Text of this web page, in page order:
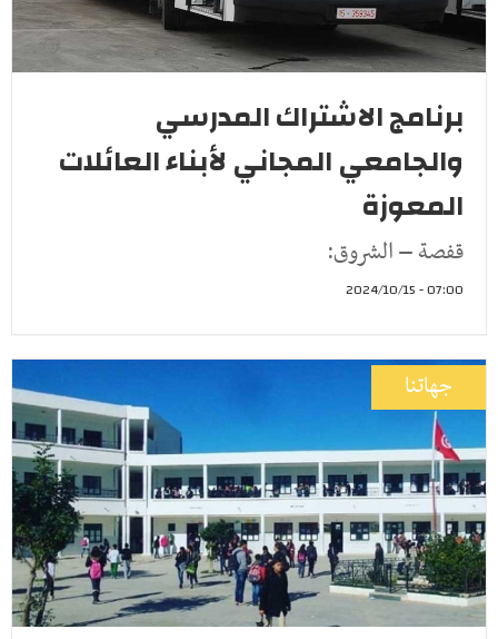
برنامج الاشتراك المدرسي
والجامعي المجاني لأبناء العائلات
المعوزة
قفصة – الشروق:
07:00 - 2024/10/15
جهاتنا